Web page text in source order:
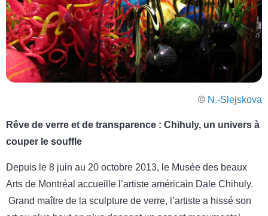
© N.-Slejskova
Rêve de verre et de transparence : Chihuly, un univers à
couper le souffle
Depuis le 8 juin au 20 octobre 2013, le Musée des beaux
Arts de Montréal accueille l’artiste américain Dale Chihuly.
Grand maître de la sculpture de verre, l’artiste a hissé son